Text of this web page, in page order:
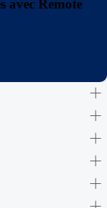
avec Remote